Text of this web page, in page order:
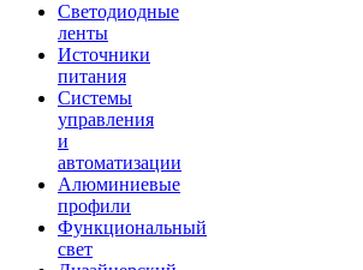
Светодиодные
ленты
Источники
питания
Системы
управления
и
автоматизации
Алюминиевые
профили
Функциональный
свет